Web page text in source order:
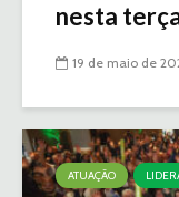
nesta
19 de maio de
ATUAÇÃO